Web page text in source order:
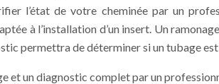
l’état de votre cheminée par un
à l’installation d’un insert. Un
permettra de déterminer si un tubage
et un diagnostic complet par un